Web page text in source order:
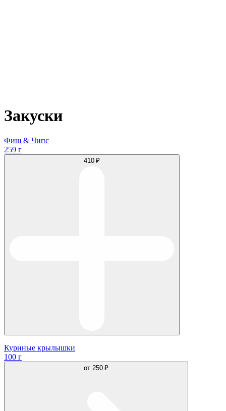
Закуски
Фиш & Чипс
259 г
410 ₽
Куриные крылышки
100 г
от 250 ₽